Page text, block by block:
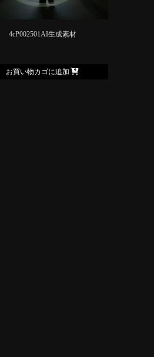
4cP002501AI生成素材
お買い物カゴに追加